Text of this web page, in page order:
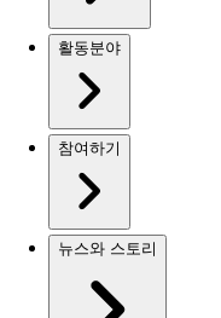
활동분야
참여하기
뉴스와 스토리